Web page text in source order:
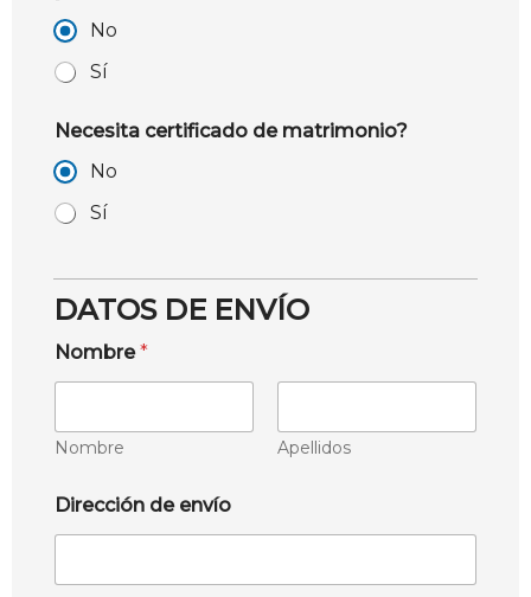
No
Sí
Necesita certificado de matrimonio?
No
Sí
DATOS DE ENVÍO
Nombre*
Nombre Apellidos
Dirección de envío